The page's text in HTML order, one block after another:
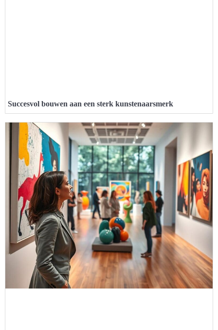
Succesvol bouwen aan een sterk kunstenaarsmerk